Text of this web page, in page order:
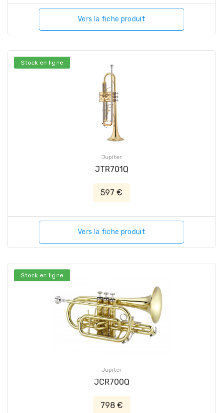
Vers la fiche produit
Stock en ligne
Jupiter
JTR701Q
597 €
Vers la fiche produit
Stock en ligne
Jupiter
JCR700Q
798 €